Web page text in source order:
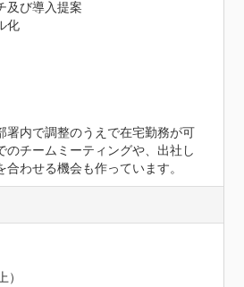
及び導入提案
化
署内で調整のうえで在宅勤務が可
のチームミーティングや、出社し
わせる機会も作っています。
）